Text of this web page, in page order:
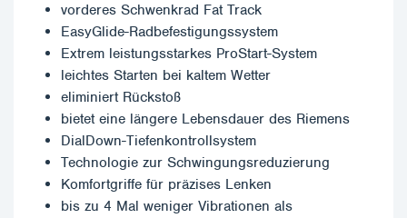
vorderes Schwenkrad Fat Track
EasyGlide-Radbefestigungssystem
Extrem leistungsstarkes ProStart-System
leichtes Starten bei kaltem Wetter
eliminiert Rückstoß
bietet eine längere Lebensdauer des Riemens
DialDown-Tiefenkontrollsystem
Technologie zur Schwingungsreduzierung
Komfortgriffe für präzises Lenken
bis zu 4 Mal weniger Vibrationen als